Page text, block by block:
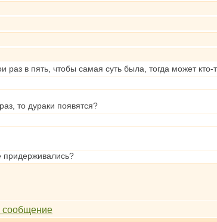
раз в пять, чтобы самая суть была, тогда может кто-
то дураки появятся?
придерживались?